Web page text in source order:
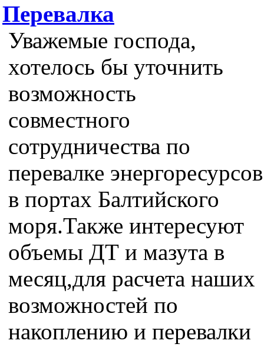
Перевалка
Уважемые господа,
хотелось бы уточнить
возможность
совместного
сотрудничества по
перевалке энергоресурсов
в портах Балтийского
моря.Также интересуют
объемы ДТ и мазута в
месяц,для расчета наших
возможностей по
накоплению и перевалки